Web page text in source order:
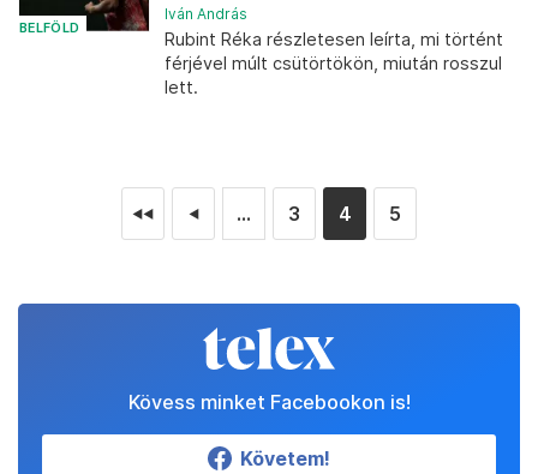
BELFÖLD
Iván András
Rubint Réka részletesen leírta, mi történt
férjével múlt csütörtökön, miután rosszul
lett.
◄◄ ◄ ... 3 4 5
Kövess minket Facebookon is!
Követem!